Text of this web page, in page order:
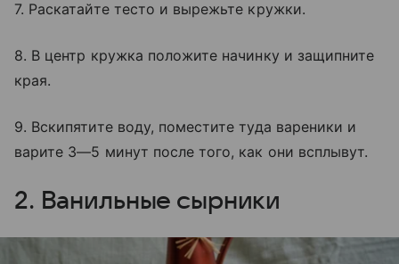
7. Раскатайте тесто и вырежьте кружки.
8. В центр кружка положите начинку и защипните
края.
9. Вскипятите воду, поместите туда вареники и
варите 3—5 минут после того, как они всплывут.
2. Ванильные сырники